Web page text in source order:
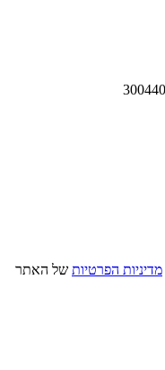
מדיניות הפרטיות של האתר